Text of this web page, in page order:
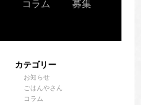
コラム
募集
カテゴリー
お知らせ
ごはんやさん
コラム